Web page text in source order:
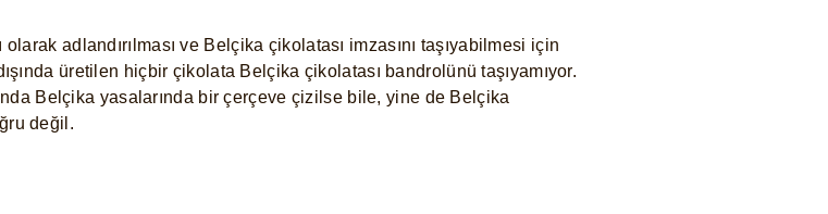
adlandırılması ve Belçika çikolatası imzasını taşıyabilmesi için
üretilen hiçbir çikolata Belçika çikolatası bandrolünü taşıyamıyor.
Belçika yasalarında bir çerçeve çizilse bile, yine de Belçika
değil.